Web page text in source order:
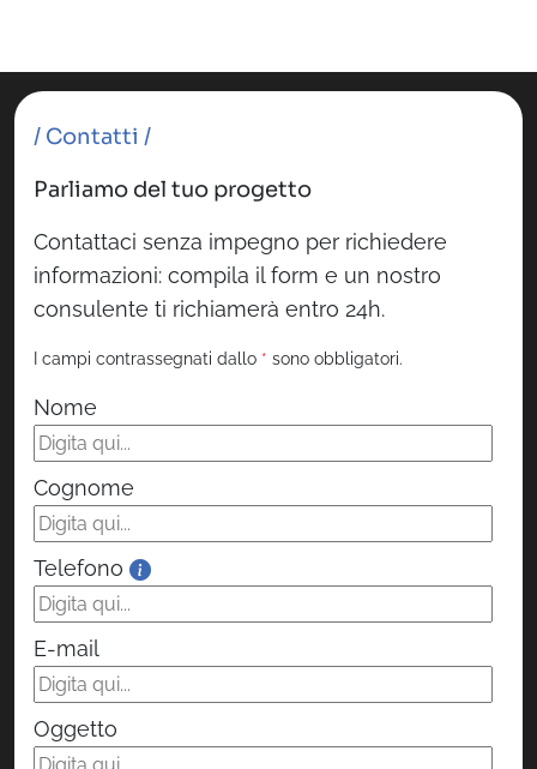
/ Contatti /
Parliamo del tuo progetto
Contattaci senza impegno per richiedere
informazioni: compila il form e un nostro
consulente ti richiamerà entro 24h.
I campi contrassegnati dallo * sono obbligatori.
Nome
Cognome
Telefono
E-mail
Oggetto